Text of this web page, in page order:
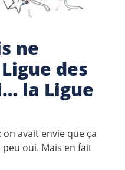
ne
des
la Ligue
avait envie que ça
oui. Mais en fait